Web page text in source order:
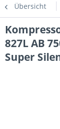
Übersicht
827L AB
Super